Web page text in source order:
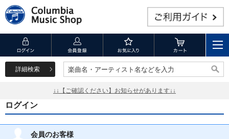
詳細検索 楽曲名・アーティスト名などを入力
楽曲名・アーティスト名などを入力
↓↓【ご確認ください】お知らせがあります↓↓
ログイン
会員のお客様